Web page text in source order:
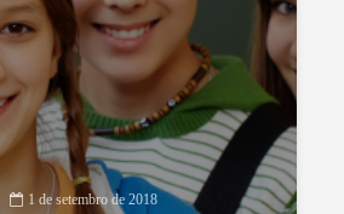
1 de setembro de 2018